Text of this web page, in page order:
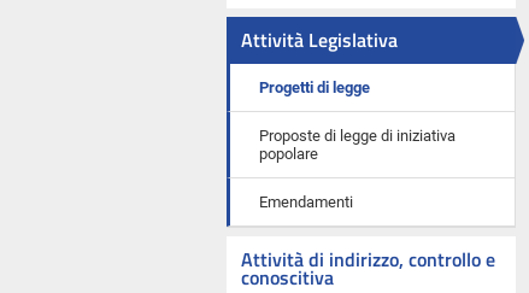
Attività Legislativa
Progetti di legge
Proposte di legge di iniziativa
popolare
Emendamenti
Attività di indirizzo, controllo e
conoscitiva